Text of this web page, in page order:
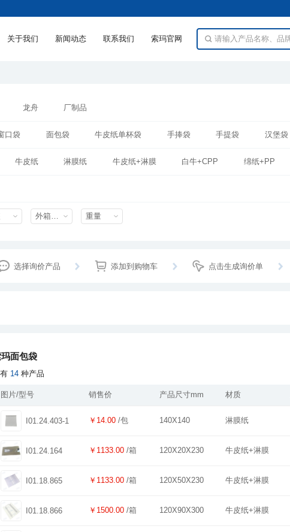
关于我们 新闻动态 联系我们 索玛官网
龙舟 厂制品
口袋 面包袋 牛皮纸单杯袋 手捧袋 手提袋 汉堡袋
牛皮纸 淋膜纸 牛皮纸+淋膜 白牛+CPP 绵纸+PP
外箱尺寸mm 重量
选择询价产品 添加到购物车 点击生成询价单
面包袋
14 种产品
图片/型号 销售价 产品尺寸mm 材质
I01.24.403-1 ￥14.00 /包 140X140 淋膜纸
I01.24.164 ￥1133.00 /箱 120X20X230 牛皮纸+淋膜
I01.18.865 ￥1133.00 /箱 120X50X230 牛皮纸+淋膜
I01.18.866 ￥1500.00 /箱 120X90X300 牛皮纸+淋膜